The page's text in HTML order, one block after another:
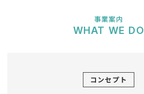
WHAT WE DO
事業案内
コンセプト